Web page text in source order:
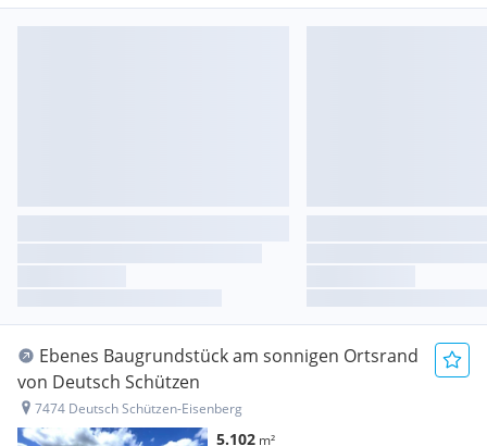
Ebenes Baugrundstück am sonnigen Ortsrand
von Deutsch Schützen
7474 Deutsch Schützen-Eisenberg
5.102 m²